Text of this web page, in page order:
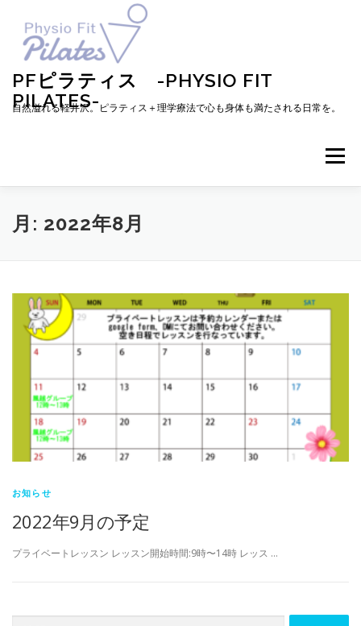
PFピラティス -PHYSIO FIT
PILATES-
自然溢れる軽井沢。ピラティス＋理学療法で心も身体も満たされる日常を。
メニュー
TOP お知らせ
ブログ アクセス お問い合わせ お客様の声
月: 2022年8月
お知らせ
2022年9月の予定
プライベートレッスン レッスン開始時間:9時〜14時 レッス …